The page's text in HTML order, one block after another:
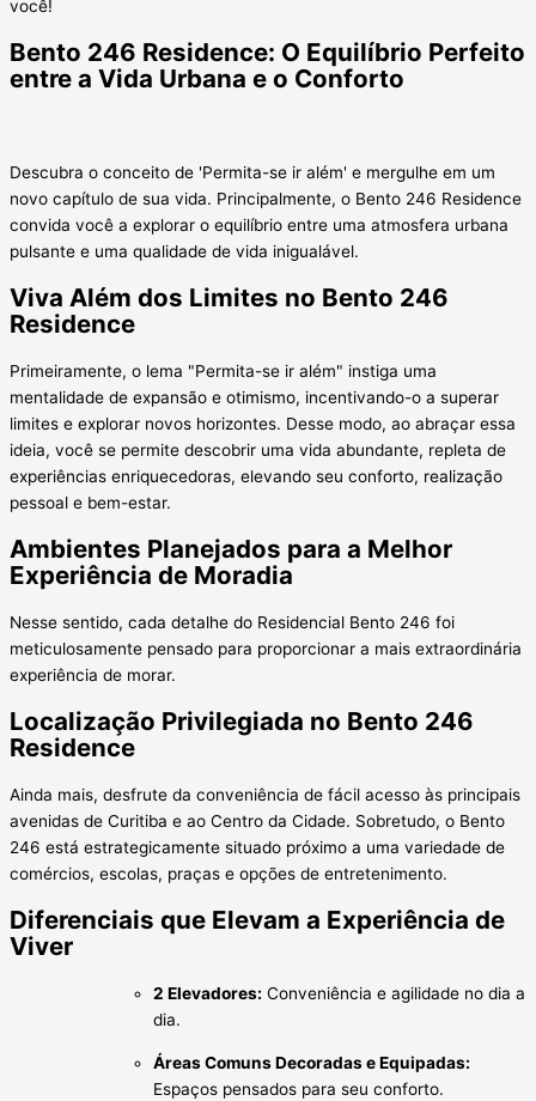
você!
Bento 246 Residence: O Equilíbrio Perfeito
entre a Vida Urbana e o Conforto
Descubra o conceito de 'Permita-se ir além' e mergulhe em um
novo capítulo de sua vida. Principalmente, o Bento 246 Residence
convida você a explorar o equilíbrio entre uma atmosfera urbana
pulsante e uma qualidade de vida inigualável.
Viva Além dos Limites no Bento 246
Residence
Primeiramente, o lema "Permita-se ir além" instiga uma
mentalidade de expansão e otimismo, incentivando-o a superar
limites e explorar novos horizontes. Desse modo, ao abraçar essa
ideia, você se permite descobrir uma vida abundante, repleta de
experiências enriquecedoras, elevando seu conforto, realização
pessoal e bem-estar.
Ambientes Planejados para a Melhor
Experiência de Moradia
Nesse sentido, cada detalhe do Residencial Bento 246 foi
meticulosamente pensado para proporcionar a mais extraordinária
experiência de morar.
Localização Privilegiada no Bento 246
Residence
Ainda mais, desfrute da conveniência de fácil acesso às principais
avenidas de Curitiba e ao Centro da Cidade. Sobretudo, o Bento
246 está estrategicamente situado próximo a uma variedade de
comércios, escolas, praças e opções de entretenimento.
Diferenciais que Elevam a Experiência de
Viver
2 Elevadores: Conveniência e agilidade no dia a
dia.
Áreas Comuns Decoradas e Equipadas:
Espaços pensados para seu conforto.